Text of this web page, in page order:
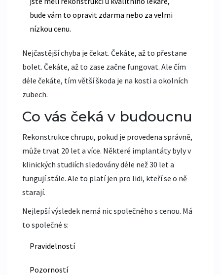
bude vám to opravit zdarma nebo za velmi
nízkou cenu.
Nejčastější chyba je čekat. Čekáte, až to přestane
bolet. Čekáte, až to zase začne fungovat. Ale čím
déle čekáte, tím větší škoda je na kosti a okolních
zubech.
Co vás čeká v budoucnu
Rekonstrukce chrupu, pokud je provedena správně,
může trvat 20 let a více. Některé implantáty byly v
klinických studiích sledovány déle než 30 let a
fungují stále. Ale to platí jen pro lidi, kteří se o ně
starají.
Nejlepší výsledek nemá nic společného s cenou. Má
to společné s:
Pravidelností
Pozorností